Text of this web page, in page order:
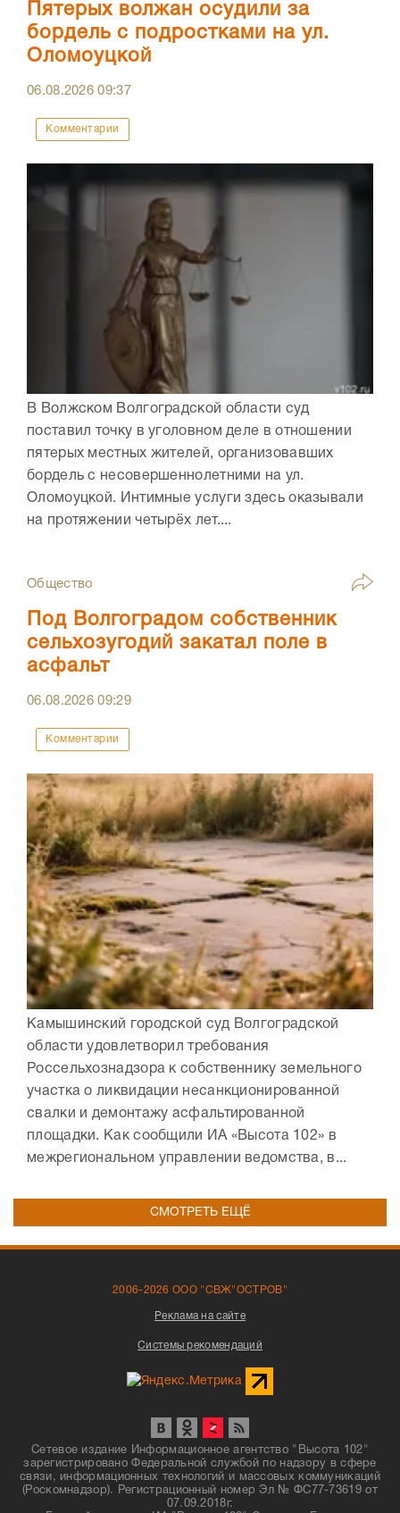
Пятерых волжан осудили за
бордель с подростками на ул.
Оломоуцкой
06.08.202609:37
Комментарии
В Волжском Волгоградской области суд
поставил точку в уголовном деле в отношении
пятерых местных жителей, организовавших
бордель с несовершеннолетними на ул.
Оломоуцкой. Интимные услуги здесь оказывали
на протяжении четырёх лет....
Общество
Под Волгоградом собственник
сельхозугодий закатал поле в
асфальт
06.08.202609:29
Комментарии
Камышинский городской суд Волгоградской
области удовлетворил требования
Россельхознадзора к собственнику земельного
участка о ликвидации несанкционированной
свалки и демонтажу асфальтированной
площадки. Как сообщили ИА «Высота 102» в
межрегиональном управлении ведомства, в...
СМОТРЕТЬ ЕЩЁ
2006-2026 ООО "СВЖ"ОСТРОВ"
Реклама на сайте
Системы рекомендаций
Сетевое издание Информационное агентство "Высота 102"
зарегистрировано Федеральной службой по надзору в сфере
связи, информационных технологий и массовых коммуникаций
(Роскомнадзор). Регистрационный номер Эл № ФС77-73619 от
07.09.2018г.